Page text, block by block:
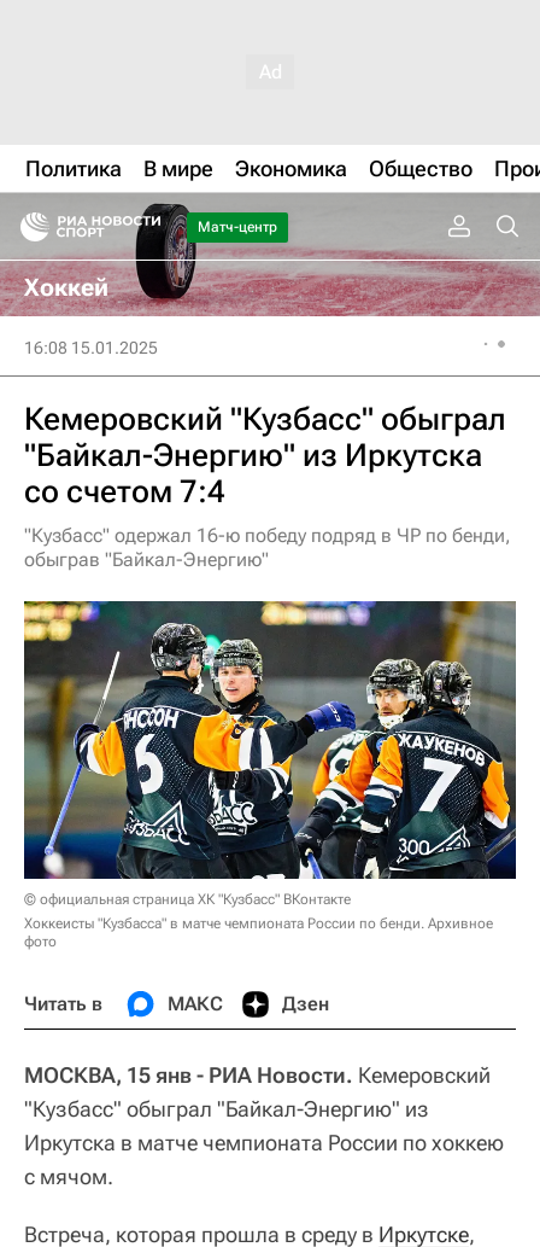
Политика В мире Экономика Общество
Матч-центр
Хоккей
16:08 15.01.2025
Кемеровский "Кузбасс" обыграл
"Байкал-Энергию" из Иркутска
со счетом 7:4
"Кузбасс" одержал 16-ю победу подряд в ЧР по бенди,
обыграв "Байкал-Энергию"
© официальная страница ХК "Кузбасс" ВКонтакте
Хоккеисты "Кузбасса" в матче чемпионата России по бенди. Архивное
фото
Читать в МАКС Дзен
МОСКВА, 15 янв - РИА Новости. Кемеровский
"Кузбасс" обыграл "Байкал-Энергию" из
Иркутска в матче чемпионата России по хоккею
с мячом.
Встреча, которая прошла в среду в Иркутске,